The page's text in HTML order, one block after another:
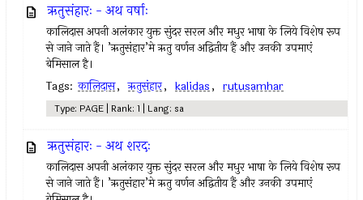
ऋतुसंहारः - अथ वर्षाः
कालिदास अपनी अलंकार युक्त सुंदर सरल और मधुर भाषा के लिये विशेष रूप
से जाने जाते हैं। ’ऋतुसंहार’मे ऋतु वर्णन अद्वितीय हैं और उनकी उपमाएं
बेमिसाल है।
Tags: कालिदास, ऋतुसंहार, kalidas, rutusamhar
Type: PAGE | Rank: 1 | Lang: sa
ऋतुसंहारः - अथ शरदः
कालिदास अपनी अलंकार युक्त सुंदर सरल और मधुर भाषा के लिये विशेष रूप
से जाने जाते हैं। ’ऋतुसंहार’मे ऋतु वर्णन अद्वितीय हैं और उनकी उपमाएं